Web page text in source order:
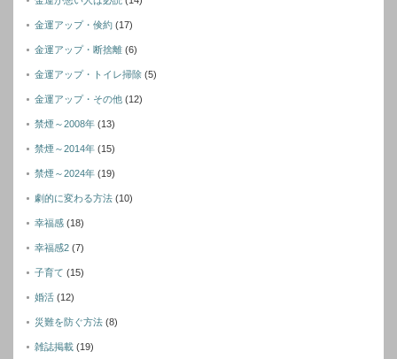
金運アップ・倹約 (17)
金運アップ・断捨離 (6)
金運アップ・トイレ掃除 (5)
金運アップ・その他 (12)
禁煙～2008年 (13)
禁煙～2014年 (15)
禁煙～2024年 (19)
劇的に変わる方法 (10)
幸福感 (18)
幸福感2 (7)
子育て (15)
婚活 (12)
災難を防ぐ方法 (8)
雑誌掲載 (19)